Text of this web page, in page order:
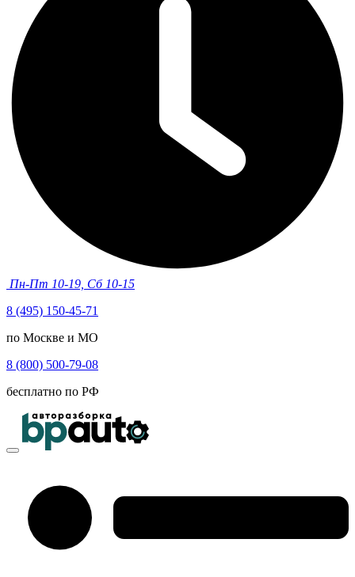
Пн-Пт 10-19, Сб 10-15
8 (495) 150-45-71
по Москве и МО
8 (800) 500-79-08
бесплатно по РФ